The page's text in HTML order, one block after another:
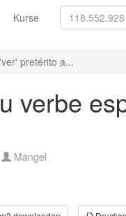
Kurse
pretérito a...
verbe
Mangel